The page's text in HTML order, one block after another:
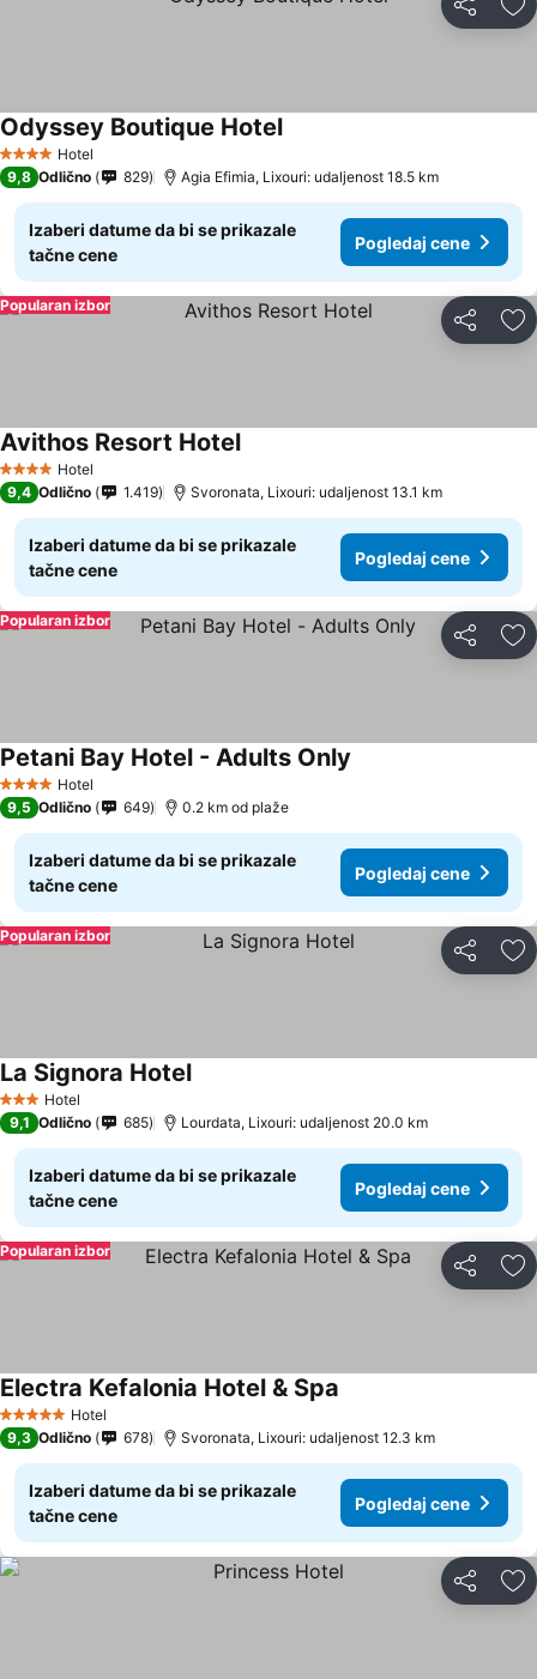
Deli
4 ZvezdiceHotel
Odyssey Boutique Hotel
9,8 Odlično 829 Agia Efimia, Lixouri: udaljenost 18.5 km
Izaberi datume da bi se prikazale
tačne cene
Pogledaj cene
Deli
Popularan izbor
4 ZvezdiceHotel
Avithos Resort Hotel
9,4 Odlično 1.419 Svoronata, Lixouri: udaljenost 13.1 km
Izaberi datume da bi se prikazale
tačne cene
Pogledaj cene
Deli
Popularan izbor
4 ZvezdiceHotel
Petani Bay Hotel - Adults Only
9,5 Odlično 649 0.2 km od plaže
Izaberi datume da bi se prikazale
tačne cene
Pogledaj cene
Deli
Popularan izbor
3 Zvezdice
Hotel
La Signora Hotel
9,1 Odlično 685 Lourdata, Lixouri: udaljenost 20.0 km
Izaberi datume da bi se prikazale
tačne cene
Pogledaj cene
Deli
Popularan izbor
5 ZvezdiceHotel
Electra Kefalonia Hotel & Spa
9,3 Odlično 678 Svoronata, Lixouri: udaljenost 12.3 km
Izaberi datume da bi se prikazale
tačne cene
Pogledaj cene
Deli